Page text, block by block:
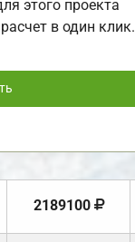
этого проекта
в один клик.
2189100